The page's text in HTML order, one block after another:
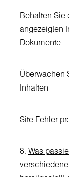
Behalten Sie
angezeigten
Dokumente
Überwachen
Inhalten
Site-Fehler
8. Was